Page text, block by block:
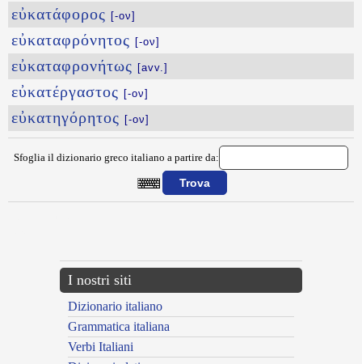
εὐκατάφορος [-ον]
εὐκαταφρόνητος [-ον]
εὐκαταφρονήτως [avv.]
εὐκατέργαστος [-ον]
εὐκατηγόρητος [-ον]
Sfoglia il dizionario greco italiano a partire da:
I nostri siti
Dizionario italiano
Grammatica italiana
Verbi Italiani